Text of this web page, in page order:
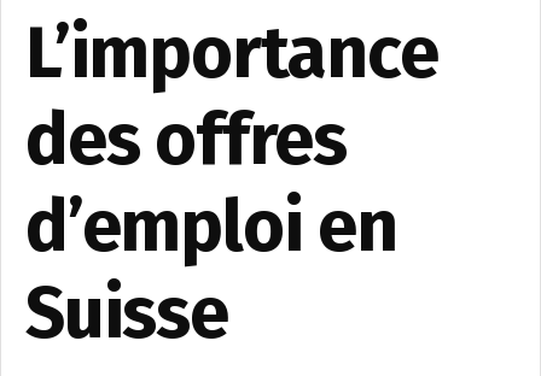
L’importance
des offres
d’emploi en
Suisse